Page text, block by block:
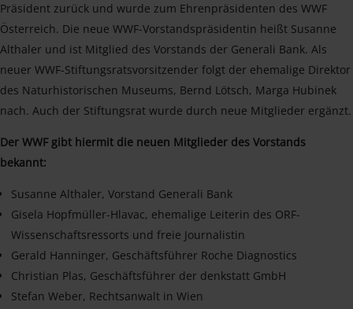
Präsident zurück und wurde zum Ehrenpräsidenten des WWF
Österreich. Die neue WWF-Vorstandspräsidentin heißt Susanne
Althaler und ist Mitglied des Vorstands der Generali Bank. Als
neuer WWF-Stiftungsratsvorsitzender folgt der ehemalige Direktor
des Naturhistorischen Museums, Bernd Lötsch, Marga Hubinek
nach. Auch der Stiftungsrat wurde durch neue Mitglieder ergänzt.
Der WWF gibt hiermit die neuen Mitglieder des Vorstands
bekannt:
Susanne Althaler, Vorstand Generali Bank
Gisela Hopfmüller-Hlavac, ehemalige Leiterin des ORF-
Wissenschaftsressorts und freie Journalistin
Gerald Hanninger, Geschäftsführer Roche Diagnostics
Christian Plas, Geschäftsführer der denkstatt GmbH
Stefan Weber, Rechtsanwalt in Wien